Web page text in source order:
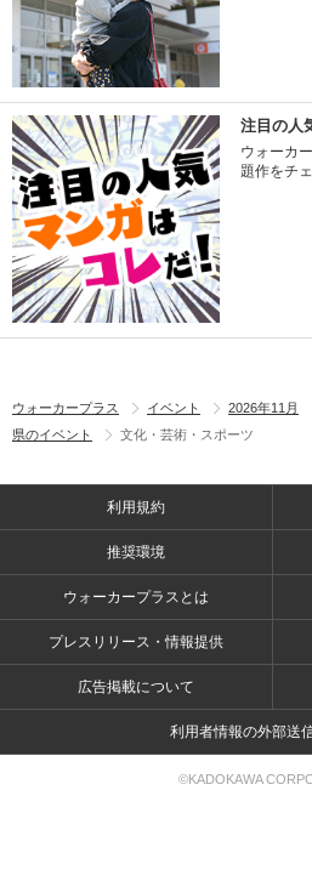
注目の人
ウォーカ
題作をチ
ウォーカープラス イベント 2026年11月
県のイベント
文化・芸術・スポーツ
利用規約
推奨環境
ウォーカープラスとは
プレスリリース・情報提供
広告掲載について
利用者情報の外部送
©KADOKAWA